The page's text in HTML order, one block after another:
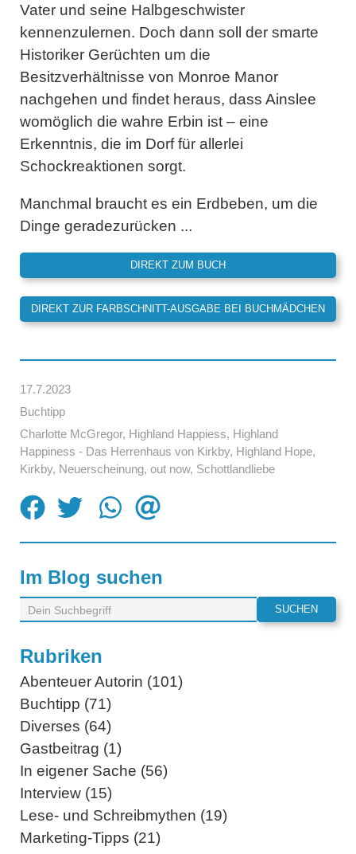
17.7.2023
Buchtipp
Charlotte McGregor, Highland Happiess, Highland
Happiness - Das Herrenhaus von Kirkby, Highland Hope,
Kirkby, Neuerscheinung, out now, Schottlandliebe
Vater und seine Halbgeschwister
kennenzulernen. Doch dann soll der smarte
Historiker Gerüchten um die
Besitzverhältnisse von Monroe Manor
nachgehen und findet heraus, dass Ainslee
womöglich die wahre Erbin ist – eine
Erkenntnis, die im Dorf für allerlei
Schockreaktionen sorgt.
Manchmal braucht es ein Erdbeben, um die
Dinge geradezurücken ...
DIREKT ZUM BUCH
DIREKT ZUR FARBSCHNITT-AUSGABE BEI BUCHMÄDCHEN
Im Blog suchen
Rubriken
Abenteuer Autorin (101)
Buchtipp (71)
Diverses (64)
Gastbeitrag (1)
In eigener Sache (56)
Interview (15)
Lese- und Schreibmythen (19)
Marketing-Tipps (21)